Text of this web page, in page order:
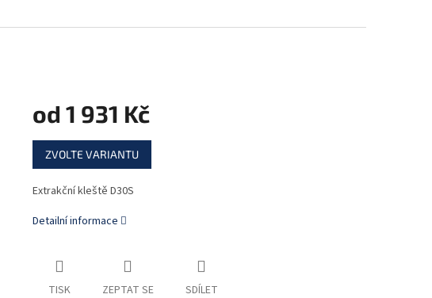
od 1 931 Kč
Měrná
cena:
ZVOLTE VARIANTU
Extrakční kleště D30S
Detailní informace
TISK ZEPTAT SE SDÍLET